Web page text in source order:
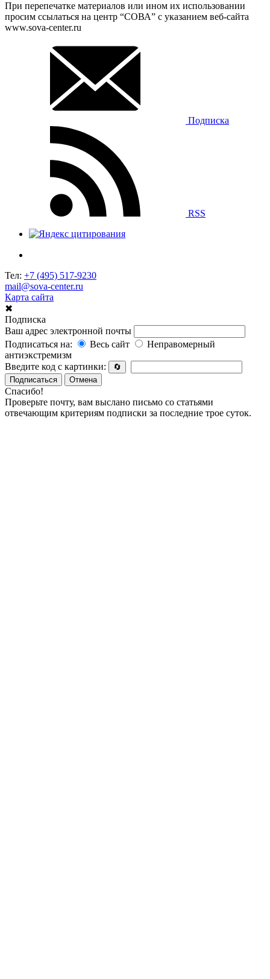
При перепечатке материалов или ином их использовании
просим ссылаться на центр “СОВА” с указанием веб-сайта
www.sova-center.ru
Подписка
RSS
Тел: +7 (495) 517-9230
mail@sova-center.ru
Карта сайта
✖
Подписка
Ваш адрес электронной почты
Подписаться на:
Весь сайт
Неправомерный
антиэкстремизм
Введите код с картинки:
🔄
Подписаться
Отмена
Спасибо!
Проверьте почту, вам выслано письмо со статьями
отвечающим критериям подписки за последние трое суток.